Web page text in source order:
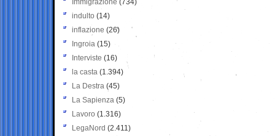
Immigrazione (734)
indulto (14)
inflazione (26)
Ingroia (15)
Interviste (16)
la casta (1.394)
La Destra (45)
La Sapienza (5)
Lavoro (1.316)
LegaNord (2.411)